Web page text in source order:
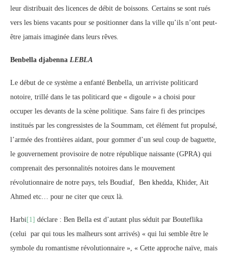
leur distribuait des licences de débit de boissons. Certains se sont rués
vers les biens vacants pour se positionner dans la ville qu’ils n’ont peut-
être jamais imaginée dans leurs rêves.
Benbella djabenna LEBLA
Le début de ce système a enfanté Benbella, un arriviste politicard
notoire, trillé dans le tas politicard que « digoule » a choisi pour
occuper les devants de la scène politique. Sans faire fi des principes
institués par les congressistes de la Soummam, cet élément fut propulsé,
l’armée des frontières aidant, pour gommer d’un seul coup de baguette,
le gouvernement provisoire de notre république naissante (GPRA) qui
comprenait des personnalités notoires dans le mouvement
révolutionnaire de notre pays, tels Boudiaf, Ben khedda, Khider, Ait
Ahmed etc… pour ne citer que ceux là.
Harbi[1] déclare : Ben Bella est d’autant plus séduit par Bouteflika
(celui par qui tous les malheurs sont arrivés) « qui lui semble être le
symbole du romantisme révolutionnaire », « Cette approche naïve, mais